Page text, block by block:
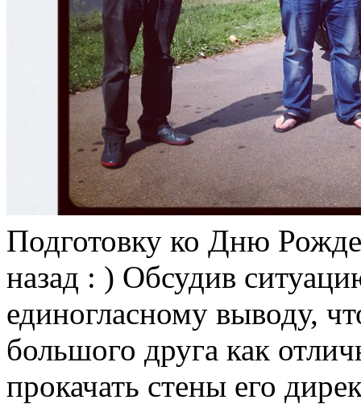
Подготовку ко Дню
назад : ) Обсудив
единогласному выводу,
большого друга как
прокачать стены его